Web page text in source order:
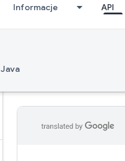
Informacje API
Java